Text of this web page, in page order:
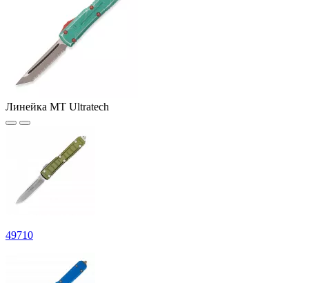
Линейка MT Ultratech
49710